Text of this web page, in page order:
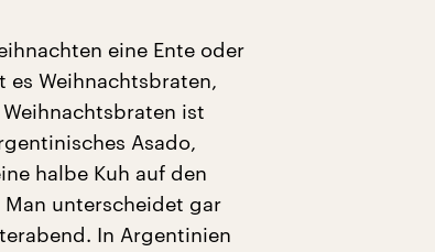
eine Ente oder
es Weihnachtsbraten,
ist
Asado,
halbe Kuh auf den
unterscheidet gar
In Argentinien